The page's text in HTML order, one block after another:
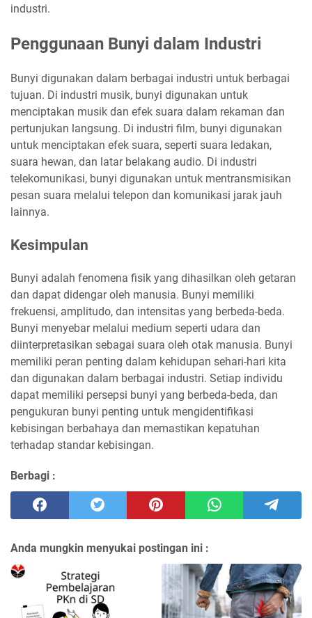
industri.
Penggunaan Bunyi dalam Industri
Bunyi digunakan dalam berbagai industri untuk berbagai
tujuan. Di industri musik, bunyi digunakan untuk
menciptakan musik dan efek suara dalam rekaman dan
pertunjukan langsung. Di industri film, bunyi digunakan
untuk menciptakan efek suara, seperti suara ledakan,
suara hewan, dan latar belakang audio. Di industri
telekomunikasi, bunyi digunakan untuk mentransmisikan
pesan suara melalui telepon dan komunikasi jarak jauh
lainnya.
Kesimpulan
Bunyi adalah fenomena fisik yang dihasilkan oleh getaran
dan dapat didengar oleh manusia. Bunyi memiliki
frekuensi, amplitudo, dan intensitas yang berbeda-beda.
Bunyi menyebar melalui medium seperti udara dan
diinterpretasikan sebagai suara oleh otak manusia. Bunyi
memiliki peran penting dalam kehidupan sehari-hari kita
dan digunakan dalam berbagai industri. Setiap individu
dapat memiliki persepsi bunyi yang berbeda-beda, dan
pengukuran bunyi penting untuk mengidentifikasi
kebisingan berbahaya dan memastikan kepatuhan
terhadap standar kebisingan.
Berbagi :
Anda mungkin menyukai postingan ini :